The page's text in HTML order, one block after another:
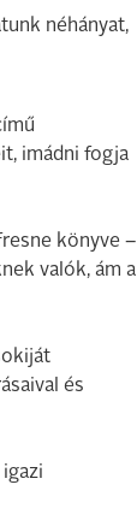
néhányat,
imádni fogja
könyve –
valók, ám a
és